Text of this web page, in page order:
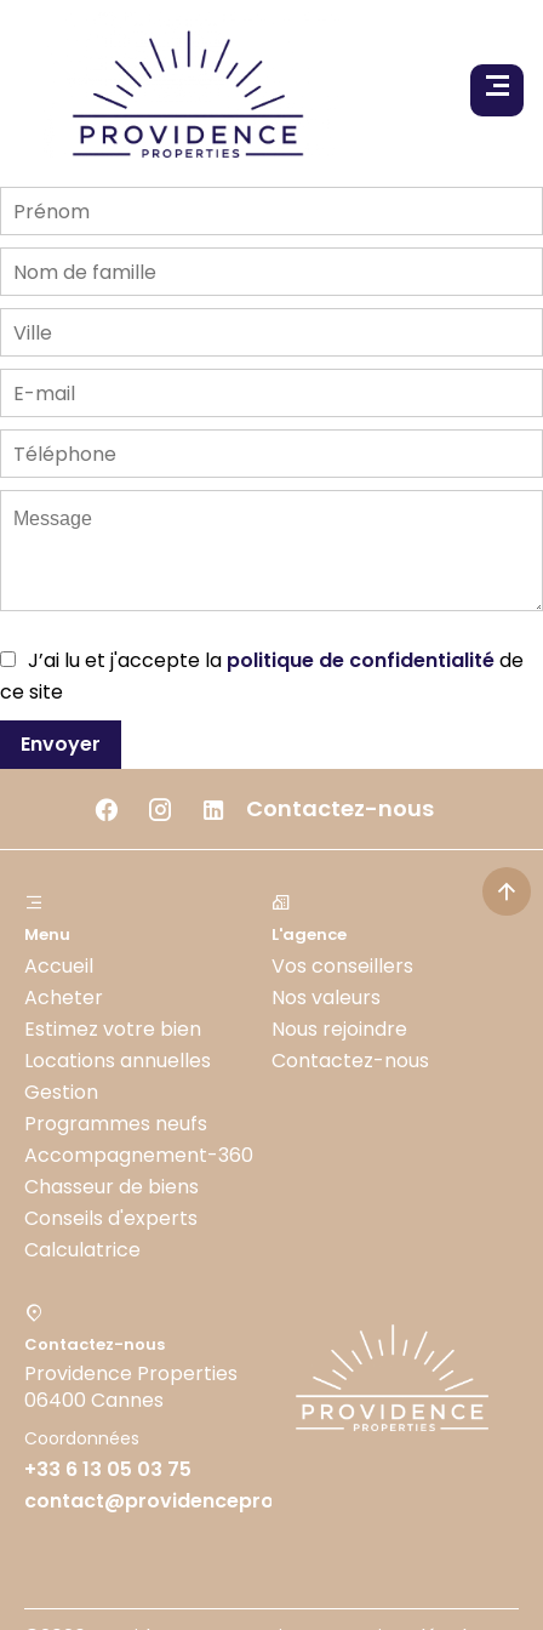
J’ai lu et j'accepte la politique de confidentialitéde
ce site
Envoyer
Contactez-nous
Menu
Accueil
Acheter
Estimez votre bien
Locations annuelles
Gestion
Programmes neufs
Accompagnement-360
Chasseur de biens
Conseils d'experts
Calculatrice
L'agence
Vos conseillers
Nos valeurs
Nous rejoindre
Contactez-nous
Contactez-nous
Providence Properties
06400 Cannes
Coordonnées
+33 6 13 05 03 75
contact@providenceproperties.fr